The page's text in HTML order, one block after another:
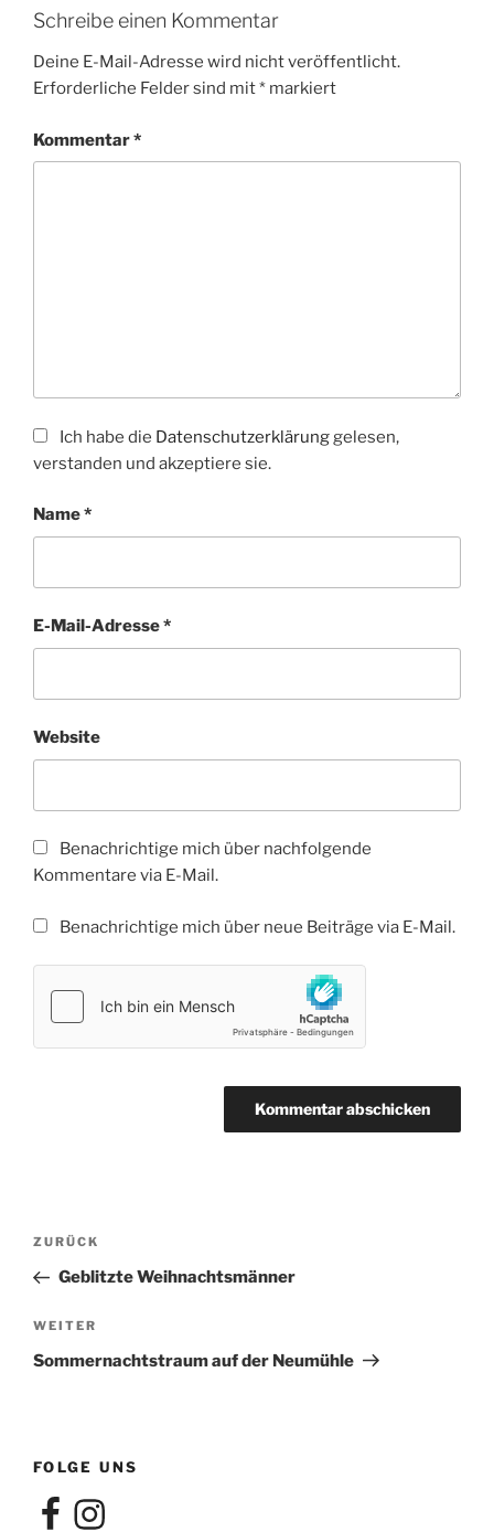
Schreibe einen Kommentar
Deine E-Mail-Adresse wird nicht veröffentlicht.
Erforderliche Felder sind mit* markiert
Kommentar*
Ich habe die Datenschutzerklärunggelesen,
verstanden und akzeptiere sie.
Name*
E-Mail-Adresse*
Website
Benachrichtige mich über nachfolgende
Kommentare via E-Mail.
Benachrichtige mich über neue Beiträge via E-Mail.
Beitragsnavigation
Vorheriger
Beitrag
ZURÜCK
Geblitzte Weihnachtsmänner
Nächster
Beitrag
WEITER
Sommernachtstraum auf der Neumühle
FOLGE UNS
FacebookInstagram